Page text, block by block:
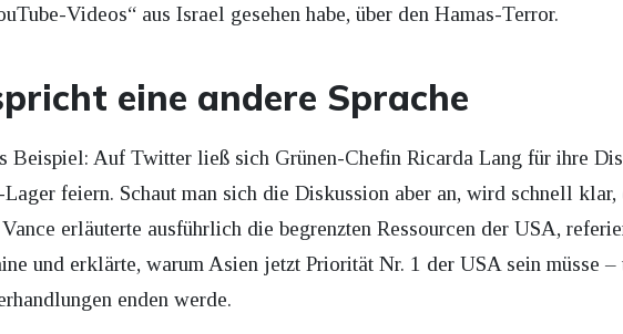
Videos“ aus Israel gesehen habe, über den Hamas-Terror.
eine andere Sprache
Beispiel: Auf Twitter ließ sich Grünen-Chefin Ricarda Lang für ihre
Lager feiern. Schaut man sich die Diskussion aber an, wird schnell klar,
erläuterte ausführlich die begrenzten Ressourcen der USA,
und erklärte, warum Asien jetzt Priorität Nr. 1 der USA sein müsse
enden werde.